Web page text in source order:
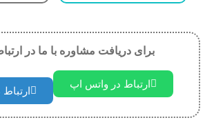
برای دریافت مشاوره با ما در
ارتباط در واتس اپ
ارتباط